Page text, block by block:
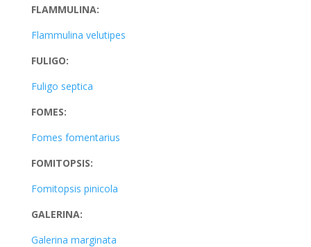
FLAMMULINA:
Flammulina velutipes
FULIGO:
Fuligo septica
FOMES:
Fomes fomentarius
FOMITOPSIS:
Fomitopsis pinicola
GALERINA:
Galerina marginata